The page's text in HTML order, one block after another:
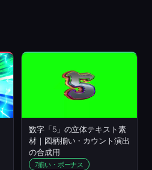
数字「5」の立体テキスト素
材｜図柄揃い・カウント演出
の合成用
7揃い・ボーナス